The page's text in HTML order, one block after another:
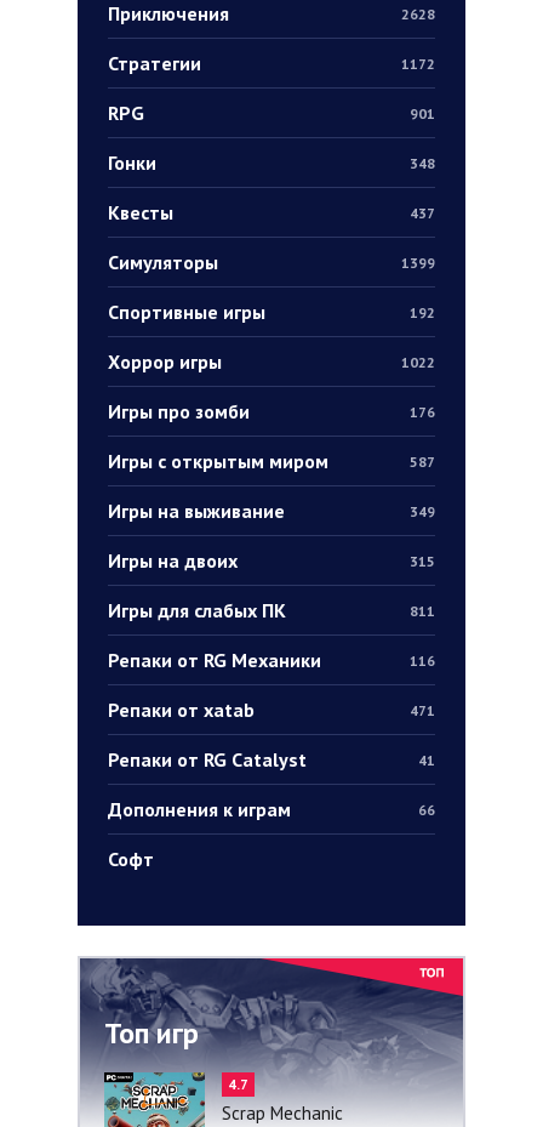
Приключения 2628
Стратегии 1172
RPG 901
Гонки 348
Квесты 437
Симуляторы 1399
Спортивные игры 192
Хоррор игры 1022
Игры про зомби 176
Игры с открытым миром 587
Игры на выживание 349
Игры на двоих 315
Игры для слабых ПК 811
Репаки от RG Механики 116
Репаки от xatab 471
Репаки от RG Catalyst 41
Дополнения к играм 66
Софт
Топ игр
4.7
Scrap Mechanic